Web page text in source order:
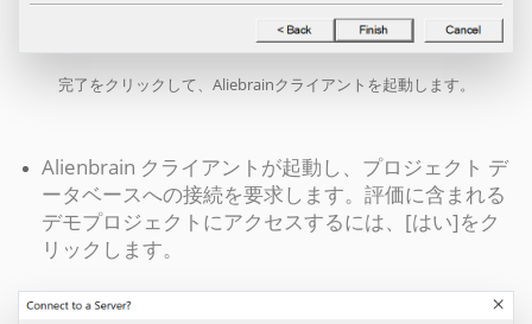
完了をクリックして、Aliebrainクライアントを起動します。
Alienbrain クライアントが起動し、プロジェクト デ
ータベースへの接続を要求します。評価に含まれる
デモプロジェクトにアクセスするには、[はい]をク
リックします。